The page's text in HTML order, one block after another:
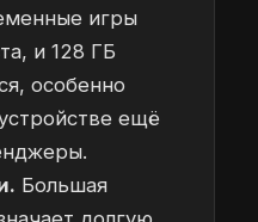
игры
и 128 ГБ
особенно
ещё
Большая